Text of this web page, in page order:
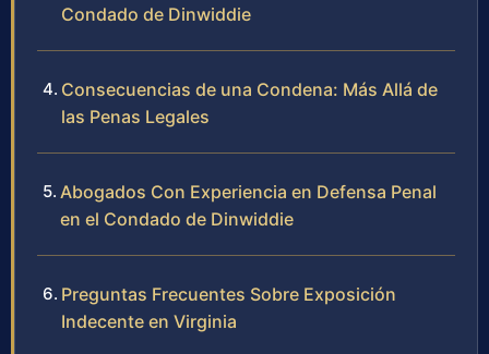
Condado de Dinwiddie
Consecuencias de una Condena: Más Allá de
las Penas Legales
Abogados Con Experiencia en Defensa Penal
en el Condado de Dinwiddie
Preguntas Frecuentes Sobre Exposición
Indecente en Virginia